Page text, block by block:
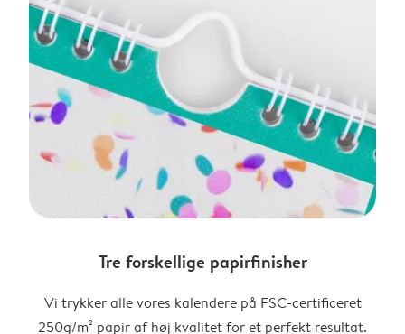
Tre forskellige papirfinisher
Vi trykker alle vores kalendere på FSC-certificeret
250g/m² papir af høj kvalitet for et perfekt resultat.